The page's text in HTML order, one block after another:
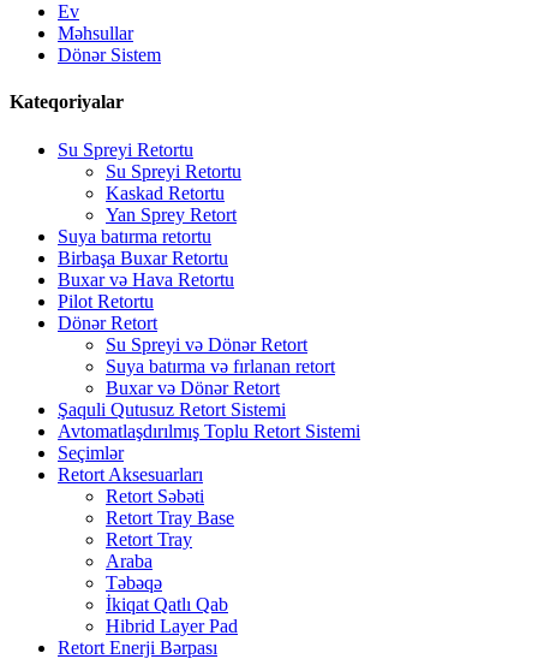
Ev
Məhsullar
Dönər Sistem
Kateqoriyalar
Su Spreyi Retortu
Su Spreyi Retortu
Kaskad Retortu
Yan Sprey Retort
Suya batırma retortu
Birbaşa Buxar Retortu
Buxar və Hava Retortu
Pilot Retortu
Dönər Retort
Su Spreyi və Dönər Retort
Suya batırma və fırlanan retort
Buxar və Dönər Retort
Şaquli Qutusuz Retort Sistemi
Avtomatlaşdırılmış Toplu Retort Sistemi
Seçimlər
Retort Aksesuarları
Retort Səbəti
Retort Tray Base
Retort Tray
Araba
Təbəqə
İkiqat Qatlı Qab
Hibrid Layer Pad
Retort Enerji Bərpası